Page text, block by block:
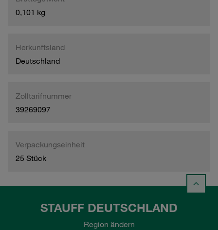
0,101 kg
Herkunftsland
Deutschland
Zolltarifnummer
39269097
Verpackungseinheit
25 Stück
STAUFF DEUTSCHLAND
Region ändern